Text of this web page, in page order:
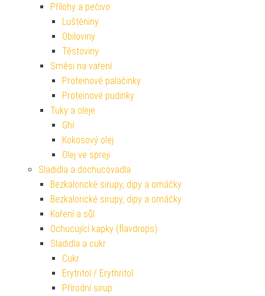
Přílohy a pečivo
Luštěniny
Obiloviny
Těstoviny
Směsi na vaření
Proteinové palačinky
Proteinové pudinky
Tuky a oleje
Ghí
Kokosový olej
Olej ve spreji
Sladidla a dochucovadla
Bezkalorické sirupy, dipy a omáčky
Bezkalorické sirupy, dipy a omáčky
Koření a sůl
Ochucující kapky (flavdrops)
Sladidla a cukr
Cukr
Erytritol / Erythritol
Přírodní sirup